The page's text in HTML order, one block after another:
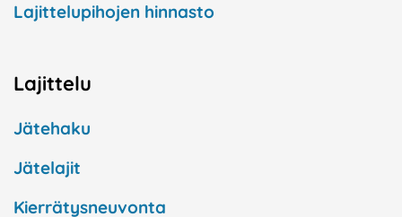
Lajittelupihojen hinnasto
Lajittelu
Jätehaku
Jätelajit
Kierrätysneuvonta